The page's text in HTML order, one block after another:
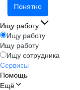
Понятно
Ищу работу
Ищу работу
Ищу работу
Ищу сотрудника
Сервисы
Помощь
Ещё